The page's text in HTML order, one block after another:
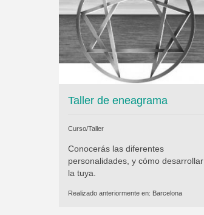
Taller de eneagrama
Curso/Taller
Conocerás las diferentes
personalidades, y cómo desarrollar
la tuya.
Realizado anteriormente en: Barcelona